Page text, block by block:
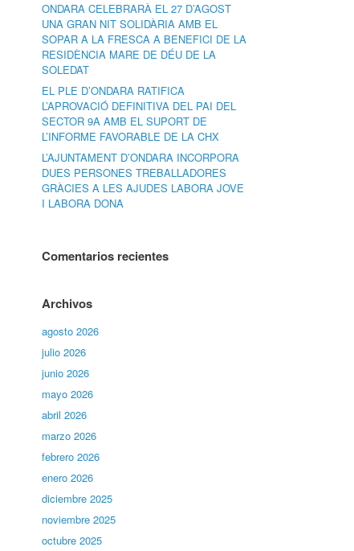
ONDARA CELEBRARÀ EL 27 D’AGOST
UNA GRAN NIT SOLIDÀRIA AMB EL
SOPAR A LA FRESCA A BENEFICI DE LA
RESIDÈNCIA MARE DE DÉU DE LA
SOLEDAT
EL PLE D’ONDARA RATIFICA
L’APROVACIÓ DEFINITIVA DEL PAI DEL
SECTOR 9A AMB EL SUPORT DE
L’INFORME FAVORABLE DE LA CHX
L’AJUNTAMENT D’ONDARA INCORPORA
DUES PERSONES TREBALLADORES
GRÀCIES A LES AJUDES LABORA JOVE
I LABORA DONA
Comentarios recientes
Archivos
agosto 2026
julio 2026
junio 2026
mayo 2026
abril 2026
marzo 2026
febrero 2026
enero 2026
diciembre 2025
noviembre 2025
octubre 2025